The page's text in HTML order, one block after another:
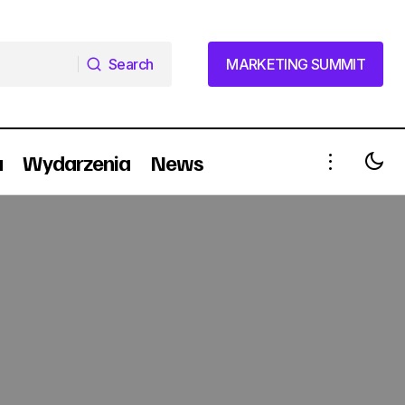
Search
MARKETING SUMMIT
MARKETING SUMMIT
Wydarzenia News